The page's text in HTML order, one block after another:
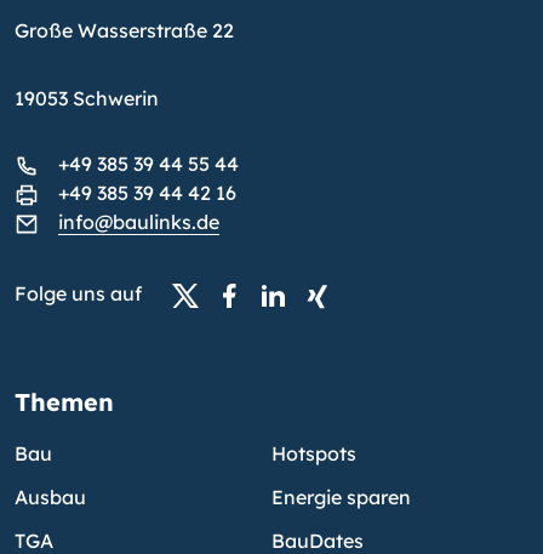
Große Wasserstraße 22
19053 Schwerin
+49 385 39 44 55 44
+49 385 39 44 42 16
info@baulinks.de
Folge uns auf
Themen
Bau
Ausbau
TGA
Hotspots
Energie sparen
BauDates